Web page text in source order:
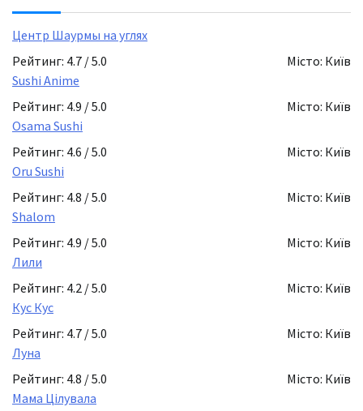
Центр Шаурмы на углях
Рейтинг: 4.7 / 5.0
Місто: Київ
Sushi Anime
Рейтинг: 4.9 / 5.0
Місто: Київ
Osama Sushi
Рейтинг: 4.6 / 5.0
Місто: Київ
Oru Sushi
Рейтинг: 4.8 / 5.0
Місто: Київ
Shalom
Рейтинг: 4.9 / 5.0
Місто: Київ
Лили
Рейтинг: 4.2 / 5.0
Місто: Київ
Кус Кус
Рейтинг: 4.7 / 5.0
Місто: Київ
Луна
Рейтинг: 4.8 / 5.0
Місто: Київ
Мама Цілувала